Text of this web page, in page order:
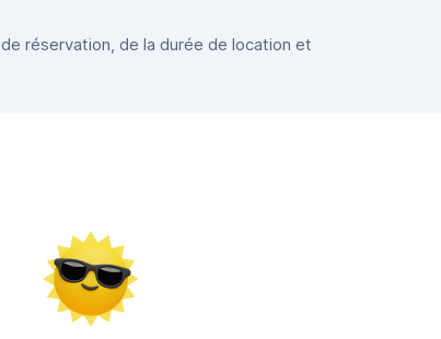
réservation, de la durée de location et